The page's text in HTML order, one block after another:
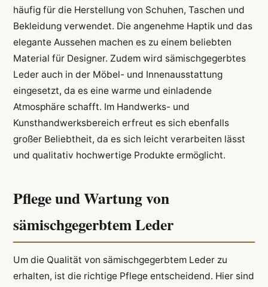
häufig für die Herstellung von Schuhen, Taschen und
Bekleidung verwendet. Die angenehme Haptik und das
elegante Aussehen machen es zu einem beliebten
Material für Designer. Zudem wird sämischgegerbtes
Leder auch in der Möbel- und Innenausstattung
eingesetzt, da es eine warme und einladende
Atmosphäre schafft. Im Handwerks- und
Kunsthandwerksbereich erfreut es sich ebenfalls
großer Beliebtheit, da es sich leicht verarbeiten lässt
und qualitativ hochwertige Produkte ermöglicht.
Pflege und Wartung von
sämischgegerbtem Leder
Um die Qualität von sämischgegerbtem Leder zu
erhalten, ist die richtige Pflege entscheidend. Hier sind